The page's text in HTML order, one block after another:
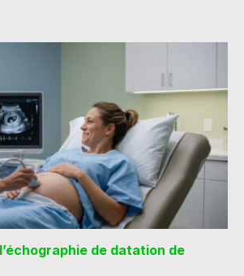
de datation de